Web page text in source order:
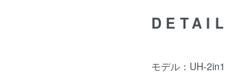
DETAIL
モデル：UH-2in1